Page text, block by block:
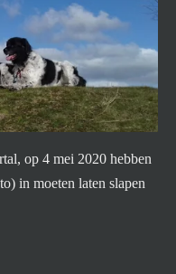
op 4 mei 2020 hebben
in moeten laten slapen